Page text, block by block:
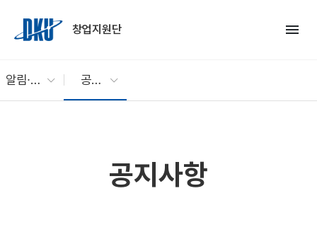
창업지원단
menu
알림∙소통 공지사항
공지사항